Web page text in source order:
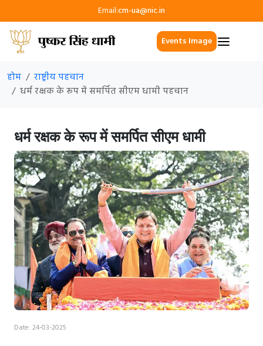
Email:cm-ua@nic.in
Events Image
होम
राष्ट्रीय पहचान
धर्म रक्षक के रूप में समर्पित सीएम धामी पहचान
धर्म रक्षक के रूप में समर्पित सीएम धामी
Date: 24-03-2025